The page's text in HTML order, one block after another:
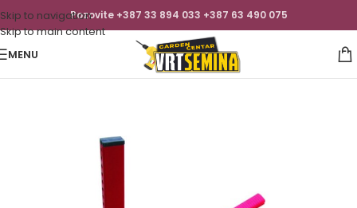
Skip to navigation
Skip to main content
Pozovite +387 33 894 033 +387 63 490 075
MENU